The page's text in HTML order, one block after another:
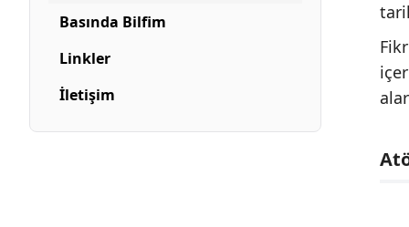
Basında Bilfim
Linkler
İletişim